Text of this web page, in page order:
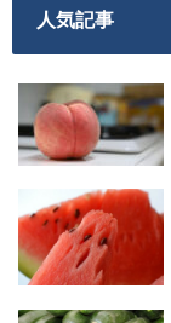
人気記事